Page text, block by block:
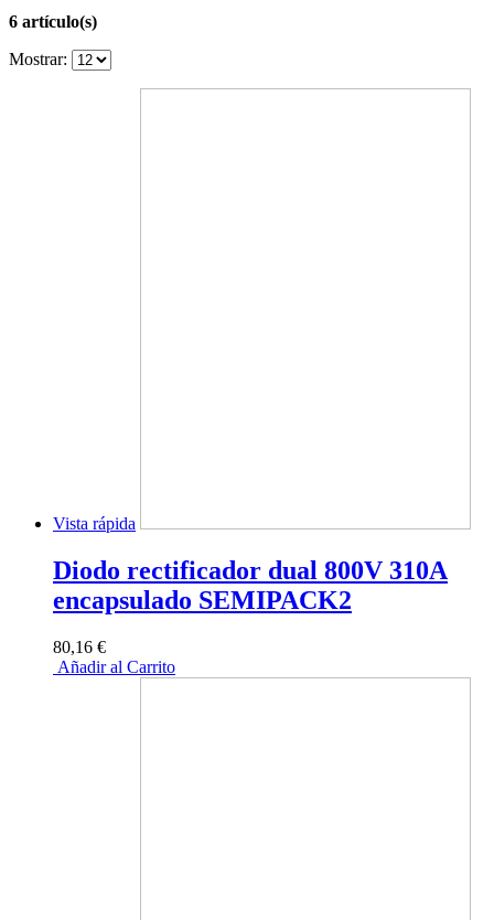
6 artículo(s)
Mostrar:
Vista rápida
Diodo rectificador dual 800V 310A
encapsulado SEMIPACK2
80,16 €
Añadir al Carrito